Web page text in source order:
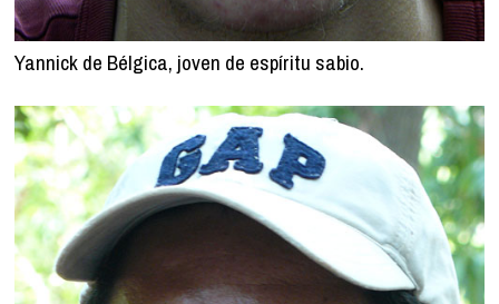
Yannick de Bélgica, joven de espíritu sabio.